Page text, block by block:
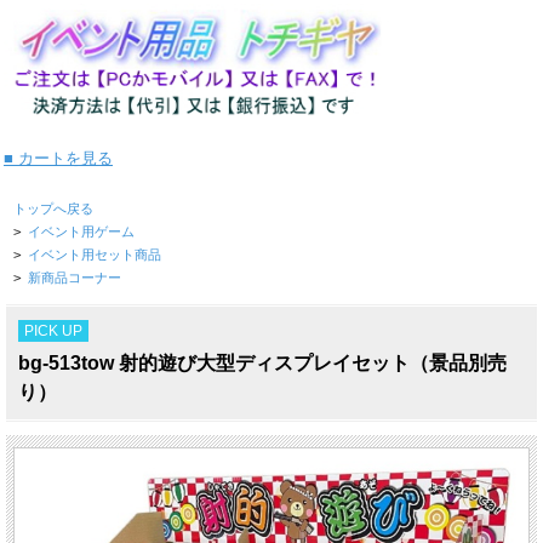
■ カートを見る
トップへ戻る
> イベント用ゲーム
> イベント用セット商品
> 新商品コーナー
PICK UP
bg-513tow 射的遊び大型ディスプレイセット（景品別売
り）